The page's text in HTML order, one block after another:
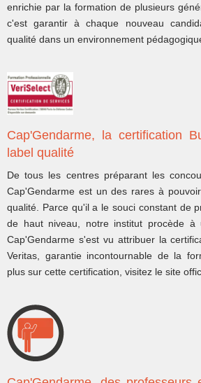
enrichie par la formation de plusieurs
c'est garantir à chaque nouveau
qualité dans un environnement
Cap'Gendarme, la certification
label qualité
De tous les centres préparant les
Cap'Gendarme est un des rares à
qualité. Parce qu'il a le souci constant de
de haut niveau, notre institut procède à
Cap'Gendarme s'est vu attribuer la
Veritas, garantie incontournable de la
plus sur cette certification, visitez le site